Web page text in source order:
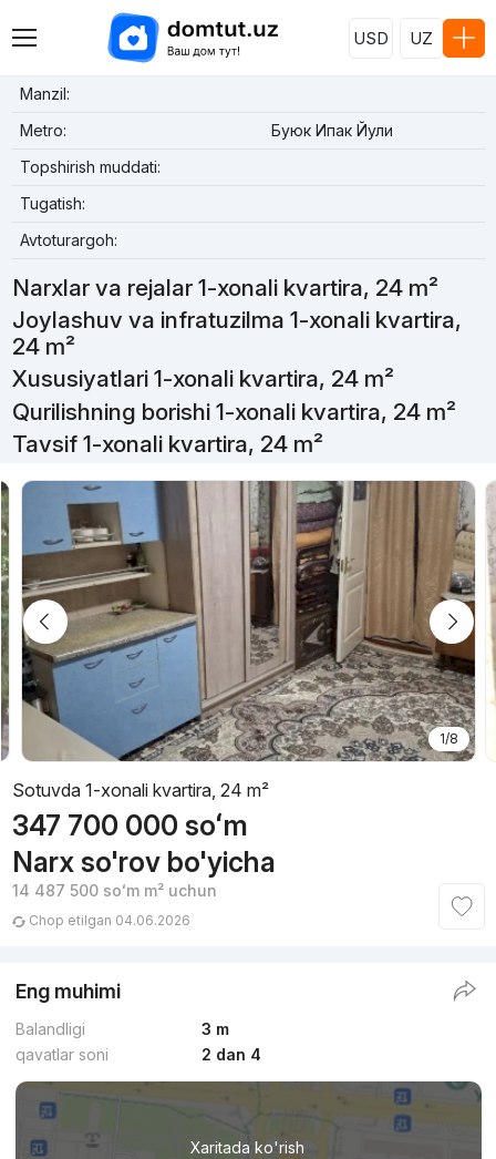
USD UZ
Manzil:
Metro:
Буюк Ипак Йули
Topshirish muddati:
Tugatish:
Avtoturargoh:
Narxlar va rejalar 1-xonali kvartira, 24 m²
Joylashuv va infratuzilma 1-xonali kvartira,
24 m²
Xususiyatlari 1-xonali kvartira, 24 m²
Qurilishning borishi 1-xonali kvartira, 24 m²
Tavsif 1-xonali kvartira, 24 m²
1/8
Sotuvda 1-xonali kvartira, 24 m²
347 700 000 soʻm
Narx so'rov bo'yicha
14 487 500 soʻmm² uchun
Chop etilgan 04.06.2026
Eng muhimi
Balandligi
3 m
qavatlar soni
2 dan 4
Xaritada ko'rish